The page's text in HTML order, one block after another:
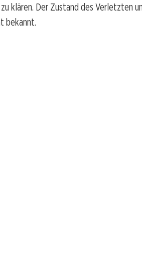
klären. Der Zustand des Verletzten
bekannt.